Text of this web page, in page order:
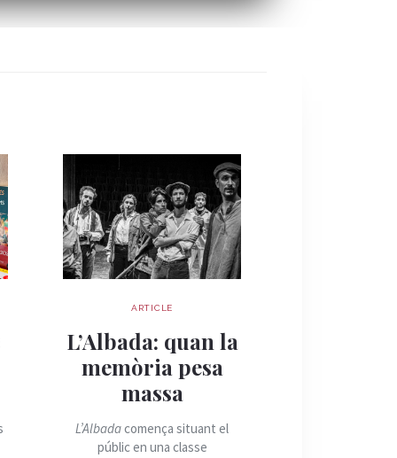
ARTICLE
L’Albada: quan la
memòria pesa
massa
L’Albadacomença situant el
públic en una classe